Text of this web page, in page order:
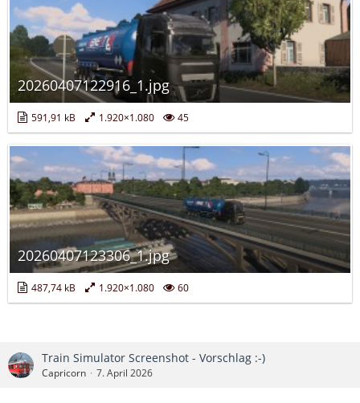
20260407122916_1.jpg
591,91 kB 1.920×1.080 45
20260407123306_1.jpg
487,74 kB 1.920×1.080 60
Train Simulator Screenshot - Vorschlag :-)
Capricorn 7. April 2026